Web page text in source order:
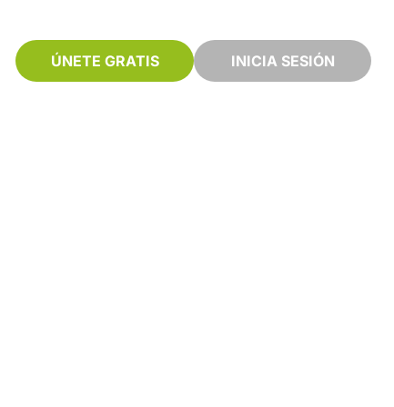
ÚNETE GRATIS INICIA SESIÓN